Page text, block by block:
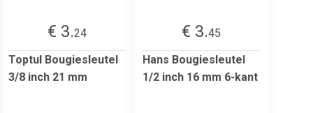
€ 3.24
Toptul Bougiesleutel
3/8 inch 21 mm
€ 3.45
Hans Bougiesleutel
1/2 inch 16 mm 6-kant